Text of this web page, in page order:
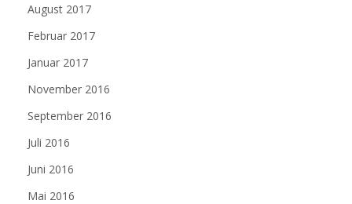
August 2017
Februar 2017
Januar 2017
November 2016
September 2016
Juli 2016
Juni 2016
Mai 2016